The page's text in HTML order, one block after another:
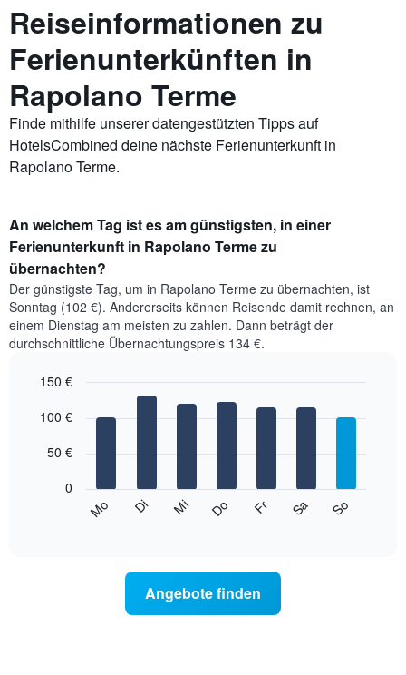
Reiseinformationen zu
Ferienunterkünften in
Rapolano Terme
Finde mithilfe unserer datengestützten Tipps auf
HotelsCombined deine nächste Ferienunterkunft in
Rapolano Terme.
An welchem Tag ist es am günstigsten, in einer
Ferienunterkunft in Rapolano Terme zu
übernachten?
Der günstigste Tag, um in Rapolano Terme zu übernachten, ist
Sonntag (102 €). Andererseits können Reisende damit rechnen, an
einem Dienstag am meisten zu zahlen. Dann beträgt der
durchschnittliche Übernachtungspreis 134 €.
chart
bars.
durchschnittlichen
graphic.
Mo Di Mi Do Fr Sa So
0
50 €
100 €
150 €
Angebote finden